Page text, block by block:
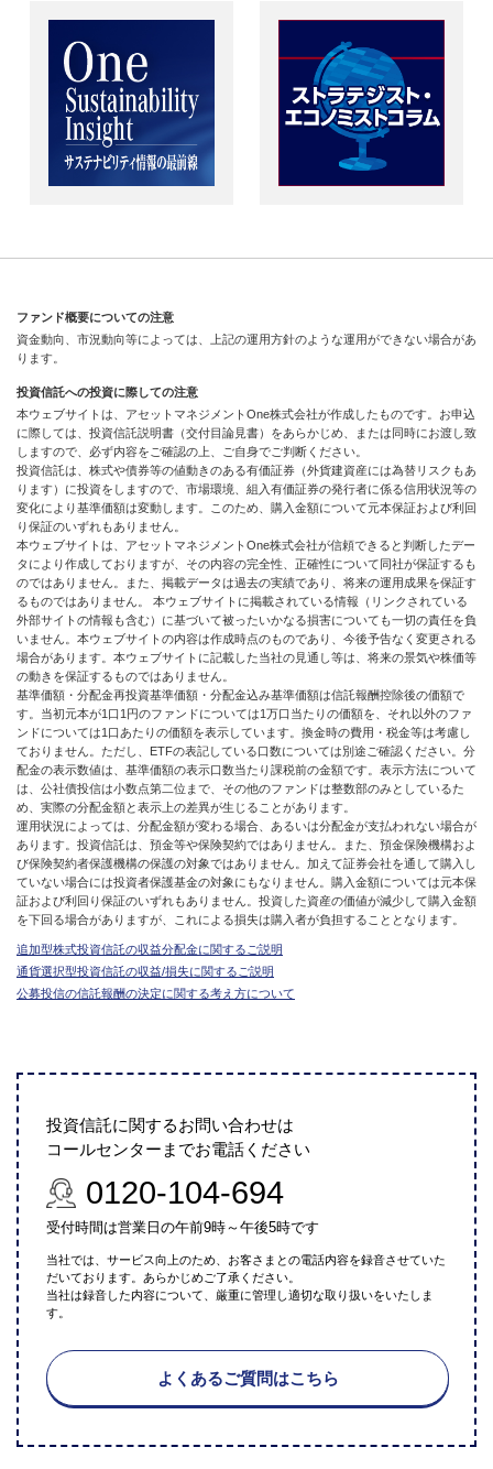
ファンド概要についての注意
資金動向、市況動向等によっては、上記の運用方針のような運用ができない場合があ
ります。
投資信託への投資に際しての注意
本ウェブサイトは、アセットマネジメントOne株式会社が作成したものです。お申込
に際しては、投資信託説明書（交付目論見書）をあらかじめ、または同時にお渡し致
しますので、必ず内容をご確認の上、ご自身でご判断ください。
投資信託は、株式や債券等の値動きのある有価証券（外貨建資産には為替リスクもあ
ります）に投資をしますので、市場環境、組入有価証券の発行者に係る信用状況等の
変化により基準価額は変動します。このため、購入金額について元本保証および利回
り保証のいずれもありません。
本ウェブサイトは、アセットマネジメントOne株式会社が信頼できると判断したデー
タにより作成しておりますが、その内容の完全性、正確性について同社が保証するも
のではありません。また、掲載データは過去の実績であり、将来の運用成果を保証す
るものではありません。 本ウェブサイトに掲載されている情報（リンクされている
外部サイトの情報も含む）に基づいて被ったいかなる損害についても一切の責任を負
いません。本ウェブサイトの内容は作成時点のものであり、今後予告なく変更される
場合があります。本ウェブサイトに記載した当社の見通し等は、将来の景気や株価等
の動きを保証するものではありません。
基準価額・分配金再投資基準価額・分配金込み基準価額は信託報酬控除後の価額で
す。当初元本が1口1円のファンドについては1万口当たりの価額を、それ以外のファ
ンドについては1口あたりの価額を表示しています。換金時の費用・税金等は考慮し
ておりません。ただし、ETFの表記している口数については別途ご確認ください。分
配金の表示数値は、基準価額の表示口数当たり課税前の金額です。表示方法について
は、公社債投信は小数点第二位まで、その他のファンドは整数部のみとしているた
め、実際の分配金額と表示上の差異が生じることがあります。
運用状況によっては、分配金額が変わる場合、あるいは分配金が支払われない場合が
あります。投資信託は、預金等や保険契約ではありません。また、預金保険機構およ
び保険契約者保護機構の保護の対象ではありません。加えて証券会社を通して購入し
ていない場合には投資者保護基金の対象にもなりません。購入金額については元本保
証および利回り保証のいずれもありません。投資した資産の価値が減少して購入金額
を下回る場合がありますが、これによる損失は購入者が負担することとなります。
追加型株式投資信託の収益分配金に関するご説明
通貨選択型投資信託の収益/損失に関するご説明
公募投信の信託報酬の決定に関する考え方について
投資信託に関するお問い合わせは
コールセンターまでお電話ください
0120-104-694
受付時間は営業日の午前9時～午後5時です
当社では、サービス向上のため、お客さまとの電話内容を録音させていた
だいております。あらかじめご了承ください。
当社は録音した内容について、厳重に管理し適切な取り扱いをいたしま
す。
よくあるご質問はこちら